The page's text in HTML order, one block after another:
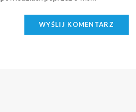
WYŚLIJ KOMENTARZ